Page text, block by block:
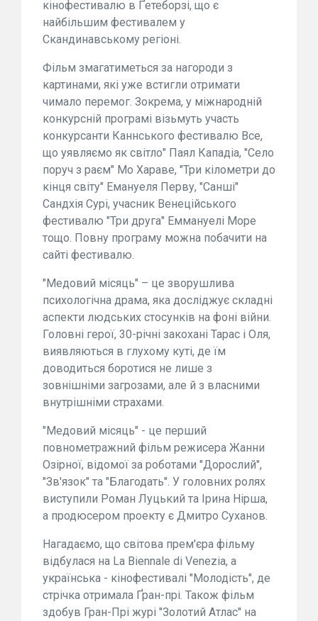
кінофестивалю в Ґетеборзі, що є
найбільшим фестивалем у
Скандинавському регіоні.
Фільм змагатиметься за нагороди з
картинами, які уже встигли отримати
чимало перемог. Зокрема, у міжнародній
конкурсній програмі візьмуть участь
конкурсанти Каннського фестивалю Все,
що уявляємо як світло" Паял Кападіа, "Село
поруч з раєм" Мо Хараве, "Три кілометри до
кінця світу" Емануеля Перву, "Санші"
Сандхія Сурі, учасник Венеційського
фестивалю "Три друга" Еммануелі Море
тощо. Повну програму можна побачити на
сайті фестивалю.
"Медовий місяць" – це зворушлива
психологічна драма, яка досліджує складні
аспекти людських стосунків на фоні війни.
Головні герої, 30-річні закохані Тарас і Оля,
виявляються в глухому куті, де їм
доводиться боротися не лише з
зовнішніми загрозами, але й з власними
внутрішніми страхами.
"Медовий місяць" - це перший
повнометражний фільм режисера Жанни
Озірної, відомої за роботами "Дорослий",
"Зв'язок" та "Благодать". У головних ролях
виступили Роман Луцький та Ірина Нірша,
а продюсером проекту є Дмитро Суханов.
Нагадаємо, що світова прем'єра фільму
відбулася на La Biennale di Venezia, а
українська - кінофестивалі "Молодість", де
стрічка отримала Ґран-прі. Також фільм
здобув Гран-Прі журі "Золотий Атлас" на